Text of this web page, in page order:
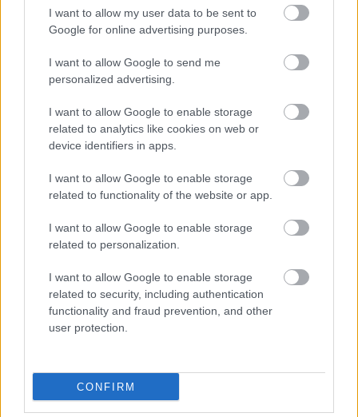
I want to allow my user data to be sent to
Google for online advertising purposes.
I want to allow Google to send me
personalized advertising.
I want to allow Google to enable storage
related to analytics like cookies on web or
device identifiers in apps.
I want to allow Google to enable storage
related to functionality of the website or app.
I want to allow Google to enable storage
related to personalization.
I want to allow Google to enable storage
related to security, including authentication
functionality and fraud prevention, and other
user protection.
CONFIRM
bramkowe.
relacja, wynik na żywo, transmisja
Wynik meczu Dąbrówka Stara Jastrząbka - Sokół II Kolbuszowa Dolna
znajdziesz na naszej stronie zaraz po jego zakończeniu. Jeżeli szukasz
Dąbrówka Stara Jastrząbka vs.
Sokół II Kolbuszowa Dolna - wynik, składy, strzelcy
Jeżeli w internecie lub TV dostępna jest
Dąbrówka Stara Jastrząbka vs. Sokół II Kolbuszowa Dolna
innych spotkań Dębica > Klasa Okręgowa na pewno znajdziesz takie
informacje na naszym portalu. Możliwe jednak, że nigdzie nie pojawi się
stream online z tego pojedynku. Śledź portal podkarpacieLIVE.pl i bądź
Asseco Resovia| Developres Rzeszów |ITA TOOLS Stal Mielec
Cellfast Wilki Krosno| Texom Stal Rzeszów|Stal Mielec
Motor Lublin|Stal Rzeszów| Stal Stalowa Wola|Wisła Kraków
Resovia|Wieczysta Kraków
Mecze dziś Wyniki LIVE Transmisje